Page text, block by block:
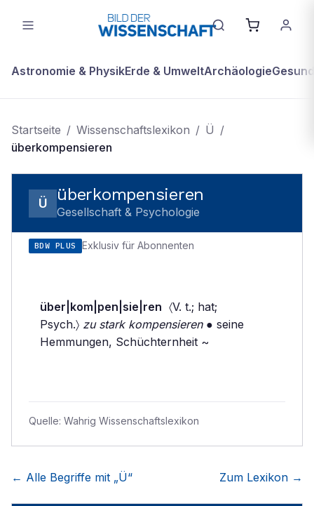
Astronomie & PhysikErde & UmweltArchäologie
Startseite / Wissenschaftslexikon / Ü /
überkompensieren
Ü überkompensieren
Gesellschaft & Psychologie
BDW PLUS Exklusiv für Abonnenten
über|kom|pen|sie|ren 〈V. t.; hat;
Psych.〉 zu stark kompensieren● seine
Hemmungen, Schüchternheit ~
Quelle: Wahrig Wissenschaftslexikon
← Alle Begriffe mit „Ü“ Zum Lexikon →